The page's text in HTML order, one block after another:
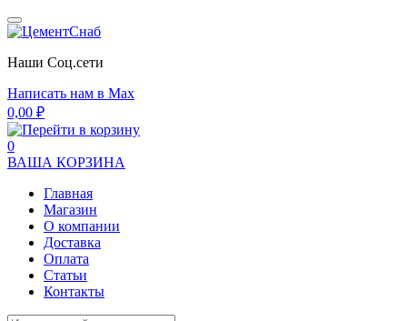
Наши Cоц.сети
Написать нам в Max
0,00 ₽
0
ВАША КОРЗИНА
Главная
Магазин
О компании
Доставка
Оплата
Статьи
Контакты